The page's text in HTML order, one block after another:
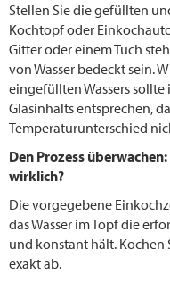
Stellen Sie die gefüllten
Kochtopf oder
Gitter oder einem Tuch
von Wasser bedeckt sein.
eingefüllten Wassers
Glasinhalts entsprechen,
Temperaturunterschied
Den Prozess
wirklich?
Die vorgegebene
das Wasser im Topf die
und konstant hält. Kochen
exakt ab.